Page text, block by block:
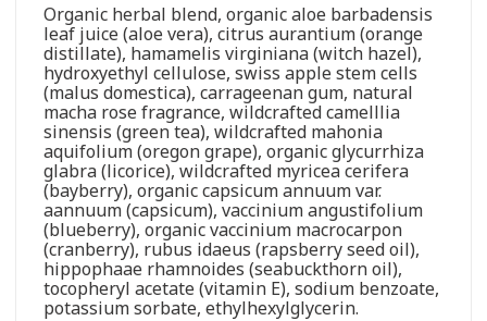
Organic herbal blend, organic aloe barbadensis
leaf juice (aloe vera), citrus aurantium (orange
distillate), hamamelis virginiana (witch hazel),
hydroxyethyl cellulose, swiss apple stem cells
(malus domestica), carrageenan gum, natural
macha rose fragrance, wildcrafted camelllia
sinensis (green tea), wildcrafted mahonia
aquifolium (oregon grape), organic glycurrhiza
glabra (licorice), wildcrafted myricea cerifera
(bayberry), organic capsicum annuum var.
aannuum (capsicum), vaccinium angustifolium
(blueberry), organic vaccinium macrocarpon
(cranberry), rubus idaeus (rapsberry seed oil),
hippophaae rhamnoides (seabuckthorn oil),
tocopheryl acetate (vitamin E), sodium benzoate,
potassium sorbate, ethylhexylglycerin.